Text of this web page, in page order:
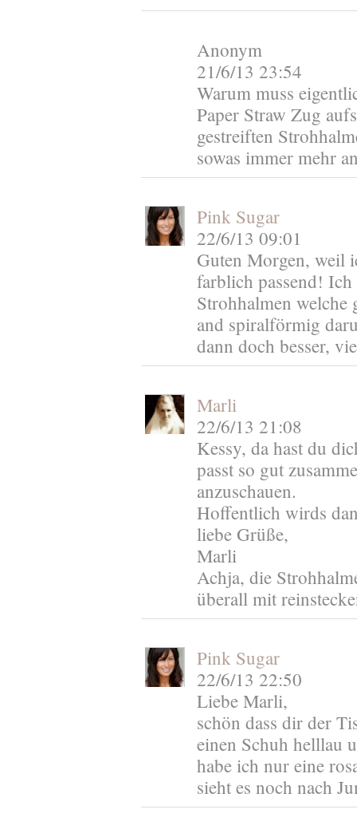
Anonym
21/6/13 23:54
Warum muss
Paper Straw Zug
gestreiften
sowas immer mehr
Pink Sugar
22/6/13 09:01
Guten Morgen, weil
farblich passend!
Strohhalmen welche
and spiralförmig
dann doch besser,
Marli
22/6/13 21:08
Kessy, da hast du
passt so gut
anzuschauen.
Hoffentlich wirds
liebe Grüße,
Marli
Achja, die
überall mit
Pink Sugar
22/6/13 22:50
Liebe Marli,
schön dass dir der
einen Schuh helllau
habe ich nur eine
sieht es noch nach